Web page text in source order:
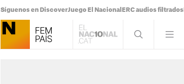
Síguenos en DiscoverJuego El Nacional ERC audios filtrados